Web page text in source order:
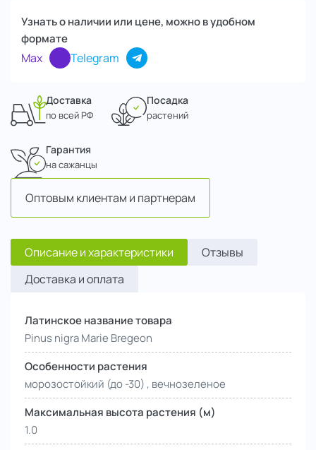
Узнать о наличии или цене, можно в удобном
формате
Max Telegram
Доставка
по всей РФ
Посадка
растений
Гарантия
на сажанцы
Оптовым клиентам и партнерам
Описание и характеристики
Отзывы
Доставка и оплата
Латинское название товара
Pinus nigra Marie Bregeon
Особенности растения
морозостойкий (до -30) , вечнозеленое
Максимальная высота растения (м)
1.0